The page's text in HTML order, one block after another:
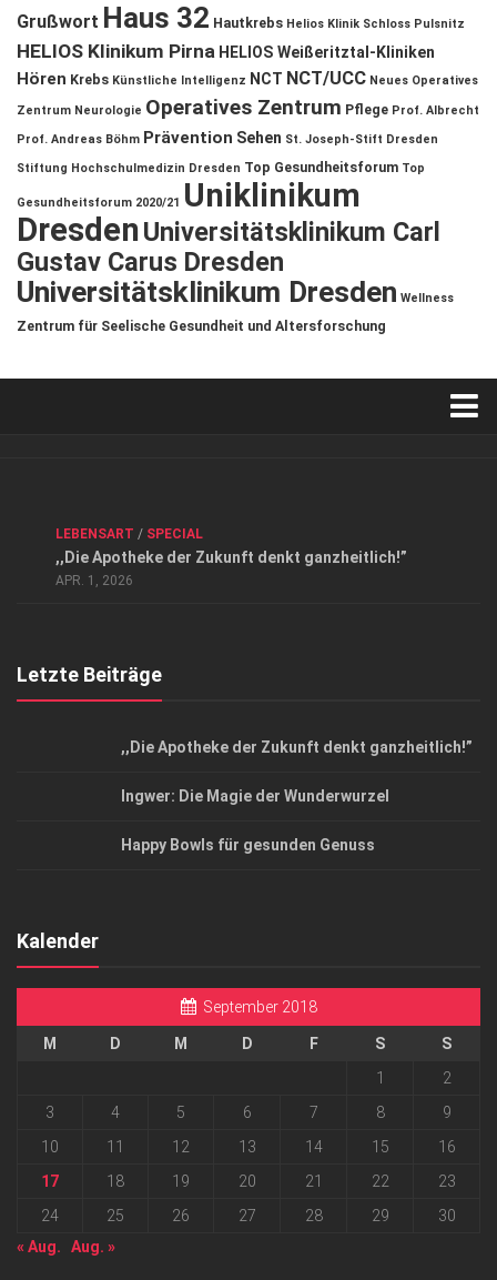
Grußwort Haus 32 Hautkrebs Helios Klinik Schloss Pulsnitz
HELIOS Klinikum Pirna HELIOS Weißeritztal-Kliniken
Hören Krebs Künstliche Intelligenz NCT NCT/UCC Neues Operatives
Zentrum Neurologie Operatives Zentrum Pflege Prof. Albrecht
Prof. Andreas Böhm Prävention Sehen St. Joseph-Stift Dresden
Stiftung Hochschulmedizin Dresden Top Gesundheitsforum Top
Gesundheitsforum 2020/21 Uniklinikum
DresdenUniversitätsklinikum Carl
Gustav Carus Dresden
Universitätsklinikum Dresden Wellness
Zentrum für Seelische Gesundheit und Altersforschung
Datenschutzerklärung
Top Magazin Dresden / Ostsachsen
LEBENSART / SPECIAL
,,Die Apotheke der Zukunft denkt ganzheitlich!”
APR. 1, 2026
Letzte Beiträge
,,Die Apotheke der Zukunft denkt ganzheitlich!”
Ingwer: Die Magie der Wunderwurzel
Happy Bowls für gesunden Genuss
Kalender
September 2018
M D M D F S
S
1
2
3
4 5 6 7 8
9
10
11 12 13 14 15
16
17
18 19 20 21 22
23
24
25 26 27 28 29
30
« Aug.
Aug. »